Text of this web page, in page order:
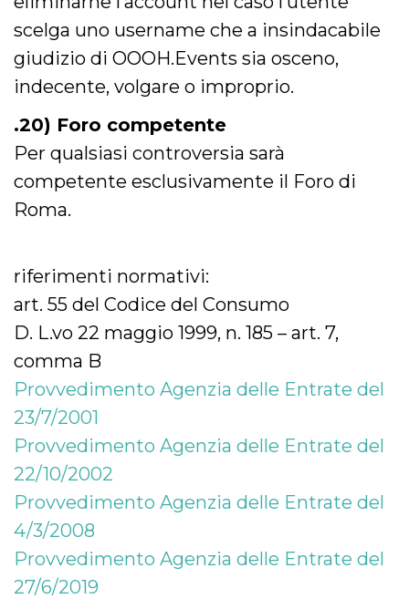
scelga uno username che a insindacabile
giudizio di OOOH.Events sia osceno,
indecente, volgare o improprio.
.20) Foro competente
Per qualsiasi controversia sarà
competente esclusivamente il Foro di
Roma.
riferimenti normativi:
art. 55 del Codice del Consumo
D. L.vo 22 maggio 1999, n. 185 – art. 7,
comma B
Provvedimento Agenzia delle Entrate del
23/7/2001
Provvedimento Agenzia delle Entrate del
22/10/2002
Provvedimento Agenzia delle Entrate del
4/3/2008
Provvedimento Agenzia delle Entrate del
27/6/2019